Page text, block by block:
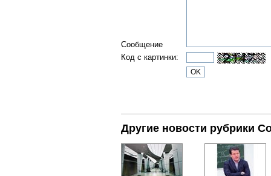
Сообщение
Код с картинки:
Другие новости рубрики